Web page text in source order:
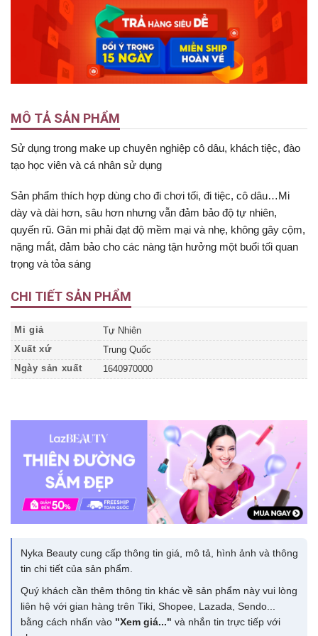
MÔ TẢ SẢN PHẨM
Sử dụng trong make up chuyên nghiệp cô dâu, khách tiệc, đào
tạo học viên và cá nhân sử dụng
Sản phẩm thích hợp dùng cho đi chơi tối, đi tiệc, cô dâu…Mi
dày và dài hơn, sâu hơn nhưng vẫn đảm bảo độ tự nhiên,
quyến rũ. Gân mi phải đạt độ mềm mại và nhẹ, không gây cộm,
nặng mắt, đảm bảo cho các nàng tận hưởng một buổi tối quan
trọng và tỏa sáng
CHI TIẾT SẢN PHẨM
Mi giả
Tự Nhiên
Xuất xứ
Trung Quốc
Ngày sản xuất
1640970000
Nyka Beauty cung cấp thông tin giá, mô tả, hình ảnh và thông
tin chi tiết của sản phẩm.
Quý khách cần thêm thông tin khác về sản phẩm này vui lòng
liên hệ với gian hàng trên Tiki, Shopee, Lazada, Sendo...
bằng cách nhấn vào "Xem giá..." và nhắn tin trực tiếp với